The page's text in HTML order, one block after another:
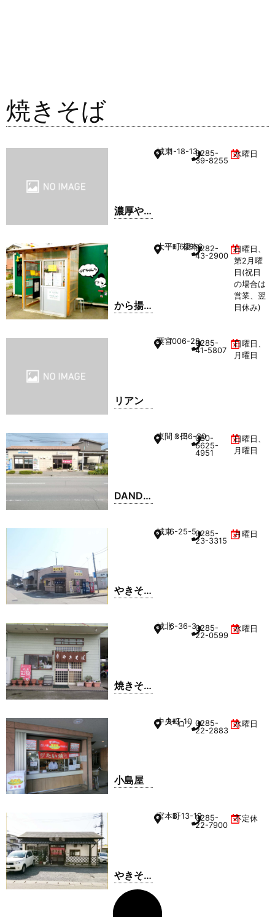
焼きそば
濃厚や
城東1-18-130285-
39-8255
水曜日
から揚
大平町 榎本
628-60282-
43-2900
日曜日、
第2月曜
日(祝日
の場合は
営業、翌
日休み)
リアン
粟宮1006-290285-
41-5807
日曜日、
月曜日
DANDA
東間々田3-36-30
080-
6625-
4951
日曜日、
月曜日
やきそ
城東6-25-50285-
23-3315
月曜日
焼きそ
城北6-36-30285-
22-0599
水曜日
小島屋
中央町
3-3-10
ロブレ 1F
0285-
22-2883
水曜日
やきそ
ば蔵屋
宮本町3-13-190285-
22-7900
不定休